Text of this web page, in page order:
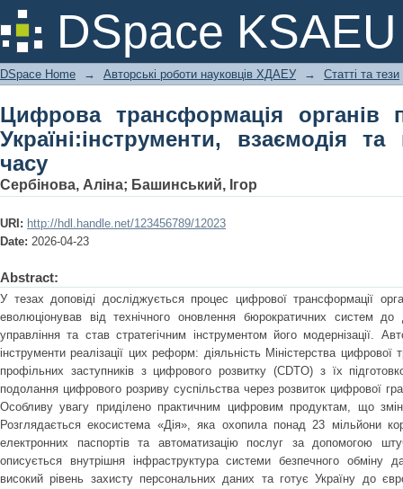
DSpace KSAEU
Цифрова трансформація органів
взаємодія та виклики воєнного часу
DSpace Home → Авторські роботи науковців ХДАЕУ → Статті та тези
Цифрова трансформація органів
Україні:інструменти, взаємодія
часу
Сербінова, Аліна; Башинський, Ігор
URI: http://hdl.handle.net/123456789/12023
Date: 2026-04-23
Abstract:
У тезах доповіді досліджується процес цифрової трансформації
еволюціонував від технічного оновлення бюрократичних систем до
управління та став стратегічним інструментом його модернізації.
інструменти реалізації цих реформ: діяльність Міністерства
профільних заступників з цифрового розвитку (CDTO) з їх
подолання цифрового розриву суспільства через розвиток цифрової
Особливу увагу приділено практичним цифровим продуктам, що
Розглядається екосистема «Дія», яка охопила понад 23 мільйони
електронних паспортів та автоматизацію послуг за допомогою
описується внутрішня інфраструктура системи безпечного обміну
високий рівень захисту персональних даних та готує Україну до